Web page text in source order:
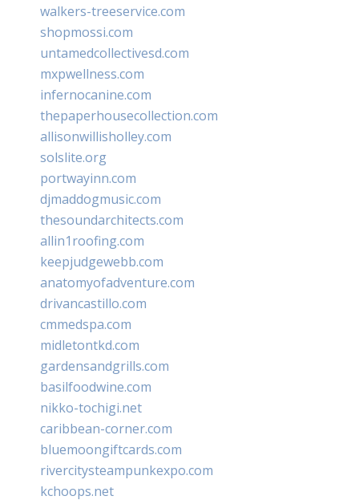
walkers-treeservice.com
shopmossi.com
untamedcollectivesd.com
mxpwellness.com
infernocanine.com
thepaperhousecollection.com
allisonwillisholley.com
solslite.org
portwayinn.com
djmaddogmusic.com
thesoundarchitects.com
allin1roofing.com
keepjudgewebb.com
anatomyofadventure.com
drivancastillo.com
cmmedspa.com
midletontkd.com
gardensandgrills.com
basilfoodwine.com
nikko-tochigi.net
caribbean-corner.com
bluemoongiftcards.com
rivercitysteampunkexpo.com
kchoops.net